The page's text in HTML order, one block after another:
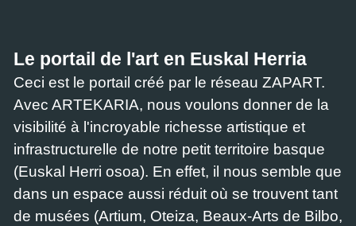
Le portail de l'art en Euskal Herria
Ceci est le portail créé par le réseau ZAPART.
Avec ARTEKARIA, nous voulons donner de la
visibilité à l'incroyable richesse artistique et
infrastructurelle de notre petit territoire basque
(Euskal Herri osoa). En effet, il nous semble que
dans un espace aussi réduit où se trouvent tant
de musées (Artium, Oteiza, Beaux-Arts de Bilbo,